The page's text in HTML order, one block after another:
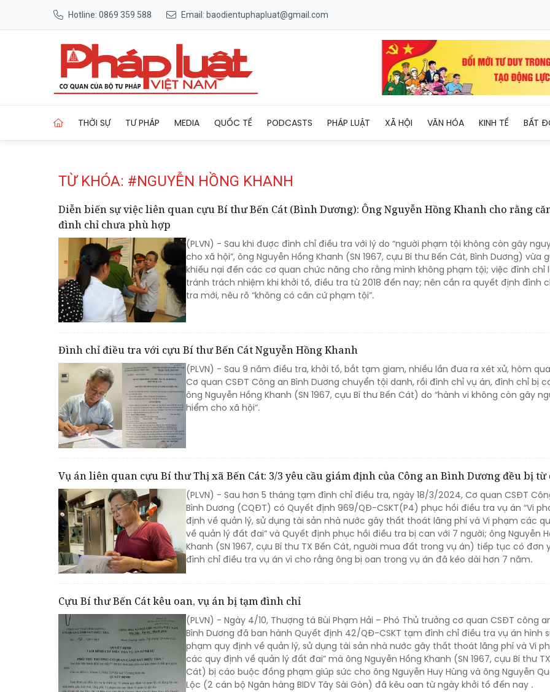
Hotline: 0869 359 588 Email: baodientuphapluat@gmail.com
THỜI SỰ TƯ PHÁP MEDIA QUỐC TẾ PODCASTS PHÁP LUẬT XÃ HỘI VĂN HÓA KINH TẾ BẤT
TỪ KHÓA: #NGUYỄN HỒNG KHANH
Diễn biến sự việc liên quan cựu Bí thư Bến Cát (Bình Dương): Ông Nguyễn Hồng Khanh cho rằng
đình chỉ chưa phù hợp
(PLVN) - Sau khi được đình chỉ điều tra với lý do “người phạm tội không còn gây
cho xã hội”, ông Nguyễn Hồng Khanh (SN 1967, cựu Bí thư Bến Cát, Bình Dương) vừa
khiếu nại đến các cơ quan chức năng cho rằng mình không phạm tội; việc đình chỉ
tránh trách nhiệm khi khởi tố, điều tra từ 2018 đến nay; nên cần ra quyết định đình
tra mới, nêu rõ “không có căn cứ phạm tội”.
Đình chỉ điều tra với cựu Bí thư Bến Cát Nguyễn Hồng Khanh
(PLVN) - Sau 9 năm điều tra, khởi tố, bắt tạm giam, nhiều lần đưa ra xét xử, hôm
Cơ quan CSĐT Công an Bình Dương chuyển tội danh, rồi đình chỉ vụ án, đình chỉ bị
ông Nguyễn Hồng Khanh (SN 1967, cựu Bí thư Bến Cát) do “hành vi không còn gây
hiểm cho xã hội”.
Vụ án liên quan cựu Bí thư Thị xã Bến Cát: 3/3 yêu cầu giám định của Công an Bình Dương đều bị từ
(PLVN) - Sau hơn 5 tháng tạm đình chỉ điều tra, ngày 18/3/2024, Cơ quan CSĐT
Bình Dương (CQĐT) có Quyết định 969/QĐ-CSKT(P4) phục hồi điều tra vụ án “Vi
định về quản lý, sử dụng tài sản nhà nước gây thất thoát lãng phí và Vi phạm các
về quản lý đất đai” và Quyết định phục hồi điều tra bị can với 7 người; ông Nguyễn
Khanh (SN 1967, cựu Bí thư TX Bến Cát, người mua đất trong vụ án) tiếp tục có đơn
đình chỉ điều tra vụ án vì cho rằng ông bị oan trong vụ án đã kéo dài hơn 7 năm.
Cựu Bí thư Bến Cát kêu oan, vụ án bị tạm đình chỉ
(PLVN) - Ngày 4/10, Thượng tá Bùi Phạm Hải – Phó Thủ trưởng cơ quan CSĐT công
Bình Dương đã ban hành Quyết định 42/QĐ-CSKT tạm đình chỉ điều tra vụ án hình
phạm quy định về quản lý, sử dụng tài sản nhà nước gây thất thoát lãng phí và Vi
các quy định về quản lý đất đai” mà ông Nguyễn Hồng Khanh (SN 1967, cựu Bí thư
Cát) bị cáo buộc đồng phạm giúp sức cho ông Nguyễn Huy Hùng và ông Nguyễn
Lộc (2 cán bộ Ngân hàng BIDV Tây Sài Gòn) đã kêu oan từ ngày khởi tố đến nay .